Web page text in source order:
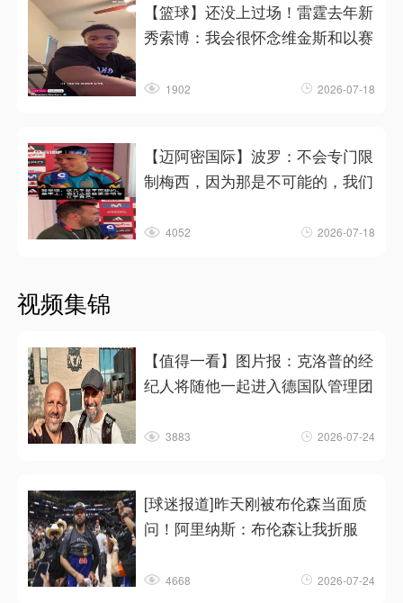
【篮球】还没上过场！雷霆去年新
秀索博：我会很怀念维金斯和以赛
1902 2026-07-18
【迈阿密国际】波罗：不会专门限
制梅西，因为那是不可能的，我们
4052 2026-07-18
视频集锦
【值得一看】图片报：克洛普的经
纪人将随他一起进入德国队管理团
3883 2026-07-24
[球迷报道]昨天刚被布伦森当面质
问！阿里纳斯：布伦森让我折服
4668 2026-07-24